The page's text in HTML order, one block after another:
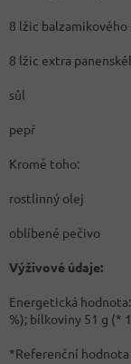
8 lžic balzamikového
8 lžic extra
sůl
pepř
Kromě toho:
rostlinný olej
oblíbené pečivo
Výživové údaje:
Energetická
%); bílkoviny 51 g (*
*Referenční